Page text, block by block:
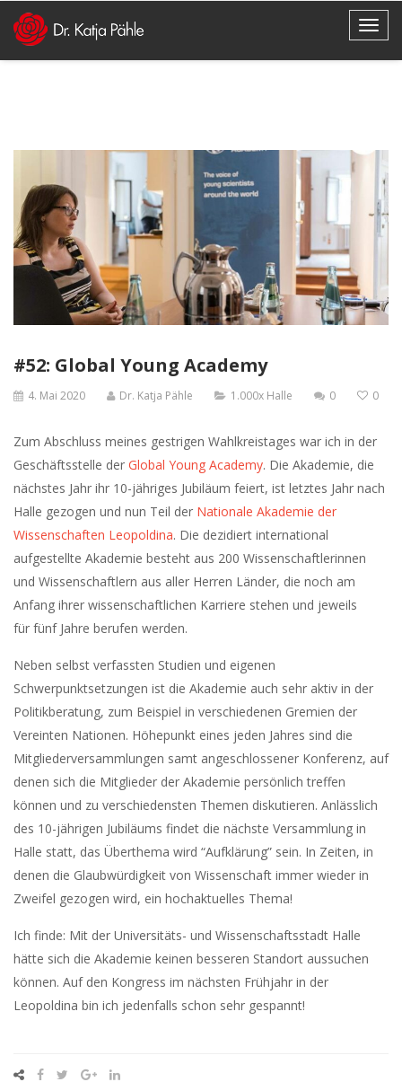
#52: Global Young Academy
4. Mai 2020 Dr. Katja Pähle 1.000x Halle 0 0
Zum Abschluss meines gestrigen Wahlkreistages war ich in der
Geschäftsstelle der Global Young Academy. Die Akademie, die
nächstes Jahr ihr 10-jähriges Jubiläum feiert, ist letztes Jahr nach
Halle gezogen und nun Teil der Nationale Akademie der
Wissenschaften Leopoldina. Die dezidiert international
aufgestellte Akademie besteht aus 200 Wissenschaftlerinnen
und Wissenschaftlern aus aller Herren Länder, die noch am
Anfang ihrer wissenschaftlichen Karriere stehen und jeweils
für fünf Jahre berufen werden.
Neben selbst verfassten Studien und eigenen
Schwerpunktsetzungen ist die Akademie auch sehr aktiv in der
Politikberatung, zum Beispiel in verschiedenen Gremien der
Vereinten Nationen. Höhepunkt eines jeden Jahres sind die
Mitgliederversammlungen samt angeschlossener Konferenz, auf
denen sich die Mitglieder der Akademie persönlich treffen
können und zu verschiedensten Themen diskutieren. Anlässlich
des 10-jährigen Jubiläums findet die nächste Versammlung in
Halle statt, das Überthema wird “Aufklärung” sein. In Zeiten, in
denen die Glaubwürdigkeit von Wissenschaft immer wieder in
Zweifel gezogen wird, ein hochaktuelles Thema!
Ich finde: Mit der Universitäts- und Wissenschaftsstadt Halle
hätte sich die Akademie keinen besseren Standort aussuchen
können. Auf den Kongress im nächsten Frühjahr in der
Leopoldina bin ich jedenfalls schon sehr gespannt!